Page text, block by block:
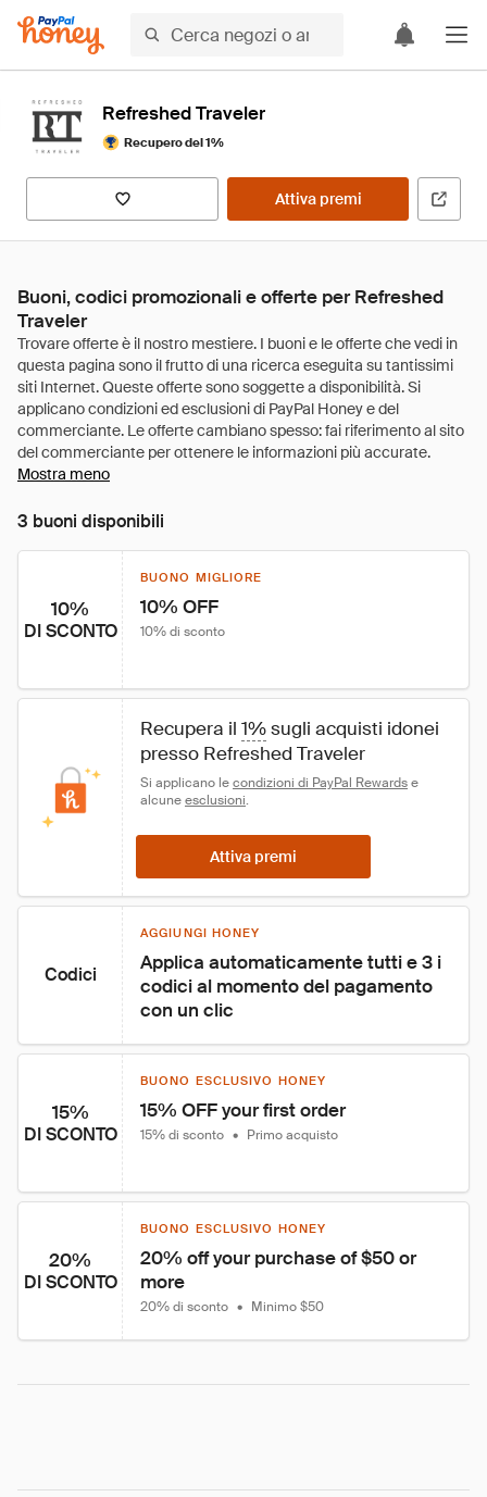
Refreshed Traveler
Recupero del 1%
Attiva premi
Buoni, codici promozionali e offerte per Refreshed
Traveler
Mostra meno
3 buoni disponibili
10%
DI SCONTO
BUONO MIGLIORE
10% OFF
10% di sconto
Recupera il 1% sugli acquisti idonei
presso Refreshed Traveler
Si applicano le condizioni di PayPal Rewards e
alcune esclusioni.
Attiva premi
Codici
AGGIUNGI HONEY
Applica automaticamente tutti e 3 i
codici al momento del pagamento
con un clic
15%
DI SCONTO
BUONO ESCLUSIVO HONEY
15% OFF your first order
15% di sconto • Primo acquisto
20%
DI SCONTO
BUONO ESCLUSIVO HONEY
20% off your purchase of $50 or
more
20% di sconto • Minimo $50